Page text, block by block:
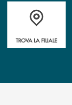
Accedi all' elenco
TROVA LA FILIALE